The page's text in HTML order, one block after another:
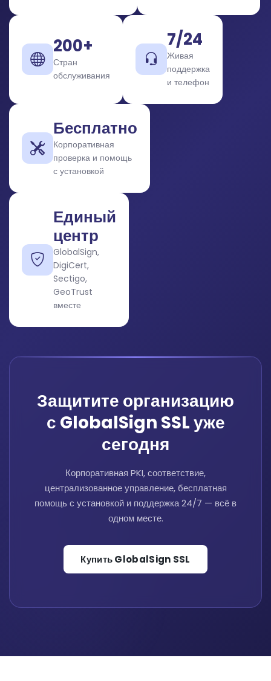
200+
Стран
обслуживания
7/24
Живая
поддержка
и телефон
Бесплатно
Корпоративная
проверка и помощь
с установкой
Единый
центр
GlobalSign,
DigiCert,
Sectigo,
GeoTrust
вместе
Защитите организацию
с GlobalSign SSL уже
сегодня
Корпоративная PKI, соответствие,
централизованное управление, бесплатная
помощь с установкой и поддержка 24/7 — всё в
одном месте.
Купить GlobalSign SSL